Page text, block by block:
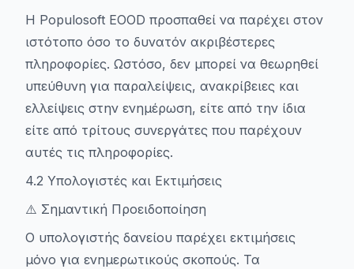
Η Populosoft EOOD προσπαθεί να παρέχει στον
ιστότοπο όσο το δυνατόν ακριβέστερες
πληροφορίες. Ωστόσο, δεν μπορεί να θεωρηθεί
υπεύθυνη για παραλείψεις, ανακρίβειες και
ελλείψεις στην ενημέρωση, είτε από την ίδια
είτε από τρίτους συνεργάτες που παρέχουν
αυτές τις πληροφορίες.
4.2 Υπολογιστές και Εκτιμήσεις
⚠️ Σημαντική Προειδοποίηση
Ο υπολογιστής δανείου παρέχει εκτιμήσεις
μόνο για ενημερωτικούς σκοπούς. Τα